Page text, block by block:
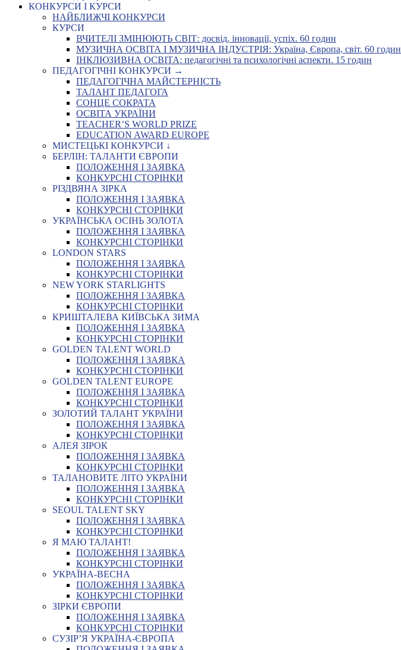
КОНКУРСИ І КУРСИ
НАЙБЛИЖЧІ КОНКУРСИ
КУРСИ
ВЧИТЕЛІ ЗМІНЮЮТЬ СВІТ: досвід, інновації, успіх. 60 годин
МУЗИЧНА ОСВІТА І МУЗИЧНА ІНДУСТРІЯ: Україна, Європа, світ. 60 годин
ІНКЛЮЗИВНА ОСВІТА: педагогічні та психологічні аспекти. 15 годин
ПЕДАГОГІЧНІ КОНКУРСИ →
ПЕДАГОГІЧНА МАЙСТЕРНІСТЬ
ТАЛАНТ ПЕДАГОГА
СОНЦЕ СОКРАТА
ОСВІТА УКРАЇНИ
TEACHER’S WORLD PRIZE
EDUCATION AWARD EUROPE
МИСТЕЦЬКІ КОНКУРСИ ↓
БЕРЛІН: ТАЛАНТИ ЄВРОПИ
ПОЛОЖЕННЯ І ЗАЯВКА
КОНКУРСНІ СТОРІНКИ
РІЗДВЯНА ЗІРКА
ПОЛОЖЕННЯ І ЗАЯВКА
КОНКУРСНІ СТОРІНКИ
УКРАЇНСЬКА ОСІНЬ ЗОЛОТА
ПОЛОЖЕННЯ І ЗАЯВКА
КОНКУРСНІ СТОРІНКИ
LONDON STARS
ПОЛОЖЕННЯ І ЗАЯВКА
КОНКУРСНІ СТОРІНКИ
NEW YORK STARLIGHTS
ПОЛОЖЕННЯ І ЗАЯВКА
КОНКУРСНІ СТОРІНКИ
КРИШТАЛЕВА КИЇВСЬКА ЗИМА
ПОЛОЖЕННЯ І ЗАЯВКА
КОНКУРСНІ СТОРІНКИ
GOLDEN TALENT WORLD
ПОЛОЖЕННЯ І ЗАЯВКА
КОНКУРСНІ СТОРІНКИ
GOLDEN TALENT EUROPE
ПОЛОЖЕННЯ І ЗАЯВКА
КОНКУРСНІ СТОРІНКИ
ЗОЛОТИЙ ТАЛАНТ УКРАЇНИ
ПОЛОЖЕННЯ І ЗАЯВКА
КОНКУРСНІ СТОРІНКИ
АЛЕЯ ЗІРОК
ПОЛОЖЕННЯ І ЗАЯВКА
КОНКУРСНІ СТОРІНКИ
ТАЛАНОВИТЕ ЛІТО УКРАЇНИ
ПОЛОЖЕННЯ І ЗАЯВКА
КОНКУРСНІ СТОРІНКИ
SEOUL TALENT SKY
ПОЛОЖЕННЯ І ЗАЯВКА
КОНКУРСНІ СТОРІНКИ
Я МАЮ ТАЛАНТ!
ПОЛОЖЕННЯ І ЗАЯВКА
КОНКУРСНІ СТОРІНКИ
УКРАЇНА-ВЕСНА
ПОЛОЖЕННЯ І ЗАЯВКА
КОНКУРСНІ СТОРІНКИ
ЗІРКИ ЄВРОПИ
ПОЛОЖЕННЯ І ЗАЯВКА
КОНКУРСНІ СТОРІНКИ
СУЗІР’Я УКРАЇНА-ЄВРОПА